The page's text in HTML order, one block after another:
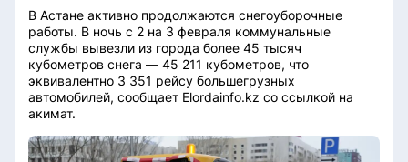
В Астане активно продолжаются снегоуборочные
работы. В ночь с 2 на 3 февраля коммунальные
службы вывезли из города более 45 тысяч
кубометров снега — 45 211 кубометров, что
эквивалентно 3 351 рейсу большегрузных
автомобилей, сообщает Elordainfo.kz со ссылкой на
акимат.